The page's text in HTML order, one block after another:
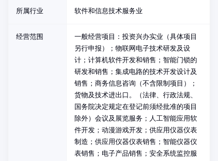
所属行业 软件和信息技术服务业
经营范围
一般经营项目：投资兴办实业（具体项目
另行申报）；物联网电子技术研发及设
计；计算机软件开发和销售；智能门锁的
研发和销售；集成电路的技术开发设计及
销售；商务信息咨询（不含限制项目）；
货物及技术进出口。（法律、行政法规、
国务院决定规定在登记前须经批准的项目
除外）会议及展览服务；人工智能应用软
件开发；动漫游戏开发；供应用仪器仪表
制造；供应用仪器仪表销售；智能仪器仪
表销售；电子产品销售；安全系统监控服